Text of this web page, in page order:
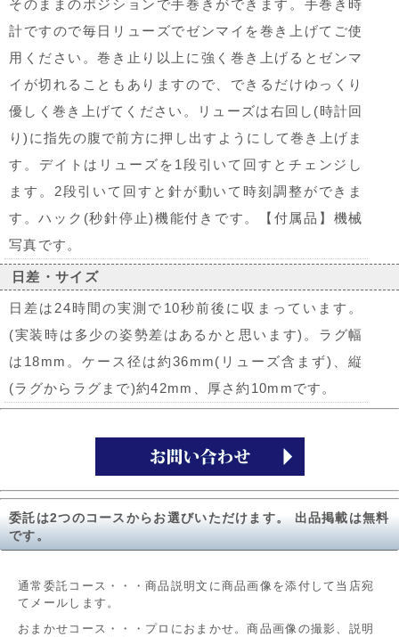
そのままのポジションで手巻きができます。手巻き時
計ですので毎日リューズでゼンマイを巻き上げてご使
用ください。巻き止り以上に強く巻き上げるとゼンマ
イが切れることもありますので、できるだけゆっくり
優しく巻き上げてください。リューズは右回し(時計回
り)に指先の腹で前方に押し出すようにして巻き上げま
す。デイトはリューズを1段引いて回すとチェンジし
ます。2段引いて回すと針が動いて時刻調整ができま
す。ハック(秒針停止)機能付きです。【付属品】機械
写真です。
日差・サイズ
日差は24時間の実測で10秒前後に収まっています。
(実装時は多少の姿勢差はあるかと思います)。ラグ幅
は18mm。ケース径は約36mm(リューズ含まず)、縦
(ラグからラグまで)約42mm、厚さ約10mmです。
委託は2つのコースからお選びいただけます。 出品掲載は無料
です。
通常委託コース・・・商品説明文に商品画像を添付して当店宛
てメールします。
おまかせコース・・・プロにおまかせ。商品画像の撮影、説明